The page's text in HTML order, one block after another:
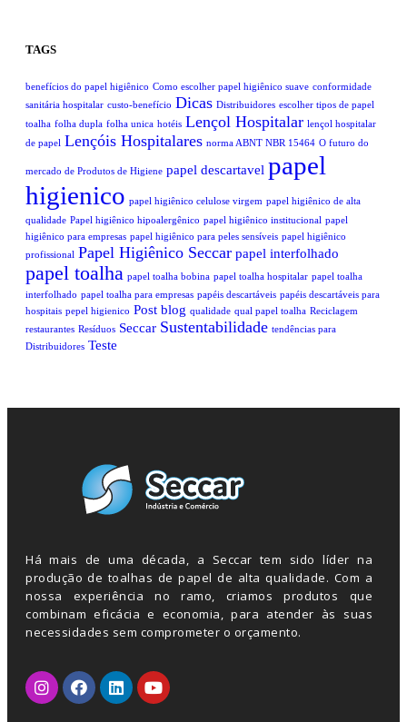
TAGS
benefícios do papel higiênico Como escolher papel higiênico suave conformidade
sanitária hospitalar custo-benefício Dicas Distribuidores escolher tipos de papel
toalha folha dupla folha unica hotéis Lençol Hospitalar lençol hospitalar
de papel Lençóis Hospitalares norma ABNT NBR 15464 O futuro do
mercado de Produtos de Higiene papel descartavel papel
higienico papel higiênico celulose virgem papel higiênico de alta
qualidade Papel higiênico hipoalergênico papel higiênico institucional papel
higiênico para empresas papel higiênico para peles sensíveis papel higiênico
profissional Papel Higiênico Seccar papel interfolhado
papel toalha papel toalha bobina papel toalha hospitalar papel toalha
interfolhado papel toalha para empresas papéis descartáveis papéis descartáveis para
hospitais pepel higienico Post blog qualidade qual papel toalha Reciclagem
restaurantes Resíduos Seccar Sustentabilidade tendências para
Distribuidores Teste
Há mais de uma década, a Seccar tem sido líder na
produção de toalhas de papel de alta qualidade. Com a
nossa experiência no ramo, criamos produtos que
combinam eficácia e economia, para atender às suas
necessidades sem comprometer o orçamento.